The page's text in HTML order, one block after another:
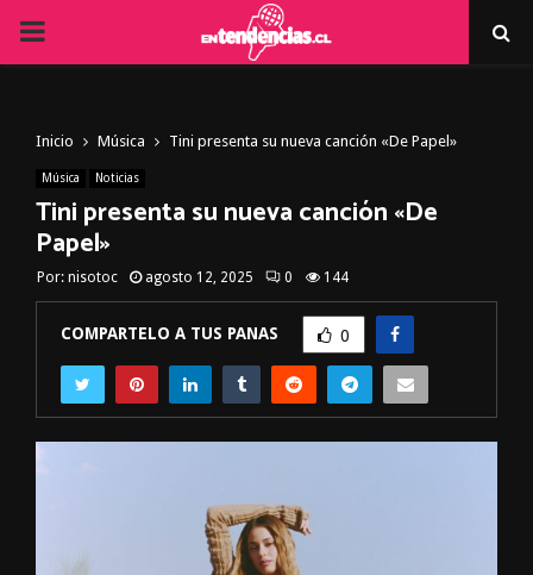
PRIMARY
Inicio Música Tini presenta su nueva canción «De Papel»
Música Noticias
Tini presenta su nueva canción «De
Papel»
Por: nisotoc agosto 12, 2025 0 144
COMPARTELO A TUS PANAS 0